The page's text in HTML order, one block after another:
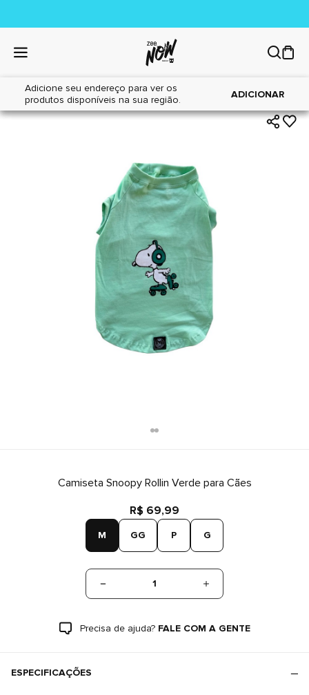
Adicione seu endereço para ver os
produtos disponíveis na sua região.
ADICIONAR
Home|Cães|Acessórios
Camiseta Snoopy Rollin Verde para Cães
R$ 69,99
M GG P G
1
Precisa de ajuda? FALE COM A GENTE
ESPECIFICAÇÕES